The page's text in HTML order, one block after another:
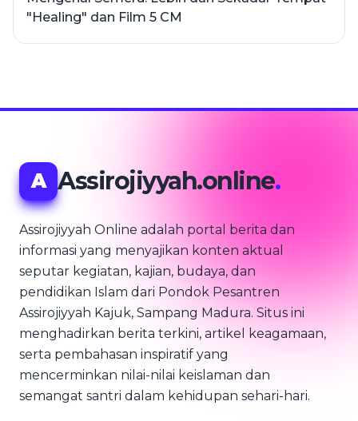
"Healing" dan Film 5 CM
A Assirojiyyah.online.
Assirojiyyah Online adalah portal berita dan
informasi yang menyajikan konten aktual
seputar kegiatan, kajian, budaya, dan
pendidikan Islam dari Pondok Pesantren
Assirojiyyah Kajuk, Sampang Madura. Situs ini
menghadirkan berita terkini, artikel keagamaan,
serta pembahasan inspiratif yang
mencerminkan nilai-nilai keislaman dan
semangat santri dalam kehidupan sehari-hari.